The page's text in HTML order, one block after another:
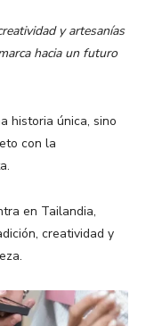
y artesanías
hacia un futuro
historia única, sino
con la
en Tailandia,
creatividad y